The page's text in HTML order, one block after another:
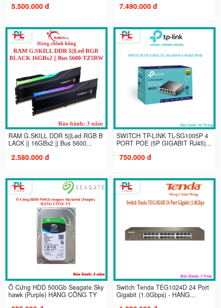
5.500.000 đ 7.490.000 đ
RAM G.SKILL DDR 5||Led RGB B
LACK || 16GBx2 || Bus 5600...
2.580.000 đ
SWITCH TP-LINK TL-SG1005P 4
PORT POE (5P GIGABIT RJ45)...
750.000 đ
Ổ Cứng HDD 500Gb Seagate Sky
hawk (Purple) HÀNG CÔNG TY
Switch Tenda TEG1024D 24 Port
Gigabit (1.0Gbps) - HÀNG...